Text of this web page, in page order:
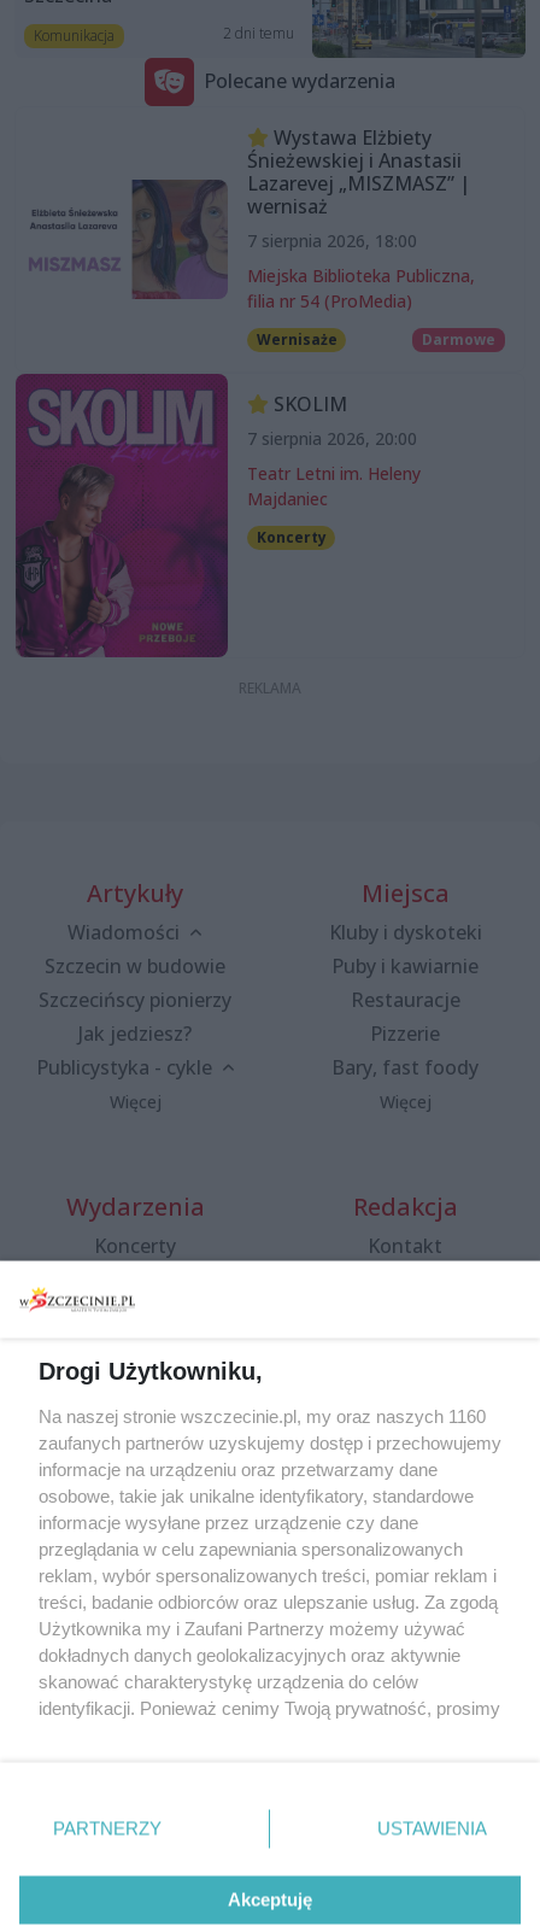
Komunikacja 2 dni temu
Polecane wydarzenia
Wystawa Elżbiety
Śnieżewskiej i Anastasii
Lazarevej „MISZMASZ” |
wernisaż
7 sierpnia 2026, 18:00
Miejska Biblioteka Publiczna,
filia nr 54 (ProMedia)
Wernisaże Darmowe
SKOLIM
7 sierpnia 2026, 20:00
Teatr Letni im. Heleny
Majdaniec
Koncerty
Artykuły
Wiadomości
Szczecin w budowie
Szczecińscy pionierzy
Jak jedziesz?
Publicystyka - cykle
Więcej
Miejsca
Kluby i dyskoteki
Puby i kawiarnie
Restauracje
Pizzerie
Bary, fast foody
Więcej
Wydarzenia
Koncerty
Spacery i oprowadzania
targi
Wernisaże
Więcej
Redakcja
Kontakt
Specjalny koncert z okazji
20. urodzin portalu
wSzczecinie.pl
Regulamin konkursów
śniadaniówka "Hej
Szczecin! Jest piątek!"
Partnerzy
Praca Szczecin
© 2026 wSzczecinie.pl
Created by GOD
Drogi Użytkowniku,
Na naszej stronie wszczecinie.pl, my oraz naszych 1160
zaufanych partnerów uzyskujemy dostęp i przechowujemy
informacje na urządzeniu oraz przetwarzamy dane
osobowe, takie jak unikalne identyfikatory, standardowe
informacje wysyłane przez urządzenie czy dane
przeglądania w celu zapewniania spersonalizowanych
reklam, wybór spersonalizowanych treści, pomiar reklam i
treści, badanie odbiorców oraz ulepszanie usług. Za zgodą
Użytkownika my i Zaufani Partnerzy możemy używać
dokładnych danych geolokalizacyjnych oraz aktywnie
skanować charakterystykę urządzenia do celów
identyfikacji. Ponieważ cenimy Twoją prywatność, prosimy
prywatności znajdujący się w lewym dolnym rogu strony
. Niektóre rodzaje przetwarzania danych nie wymagają
takiemu przetwarzaniu. Preferencje będą miały
zastosowania tylko na tej witrynie.
PARTNERZY USTAWIENIA
Akceptuję